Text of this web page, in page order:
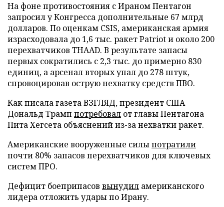
На фоне противостояния с Ираном Пентагон
запросил у Конгресса дополнительные 67 млрд
долларов. По оценкам CSIS, американская армия
израсходовала до 1,6 тыс. ракет Patriot и около 200
перехватчиков THAAD. В результате запасы
первых сократились с 2,3 тыс. до примерно 830
единиц, а арсенал вторых упал до 278 штук,
спровоцировав острую нехватку средств ПВО.
Как писала газета ВЗГЛЯД, президент США
Дональд Трамп потребовал от главы Пентагона
Пита Хегсета объяснений из-за нехватки ракет.
Американские вооруженные силыпотратили
почти 80% запасов перехватчиков для ключевых
систем ПРО.
Дефицит боеприпасов вынудил американского
лидера отложить удары по Ирану.